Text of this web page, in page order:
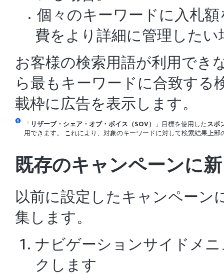
個々のキーワードに入札
費をより詳細に管理したい
お客様の検索用語が利用でき
ら最もキーワードに合致する
載枠に広告を表示します。
「 リザーブ・シェア・オブ・ボイス（SOV） 」目標を使用したスポ
用できます。 これにより、対象のキーワードに対して検索結果上
既存のキャンペーンに
以前に設定したキャンペーン
集します。
ナビゲーションサイドメ
クします